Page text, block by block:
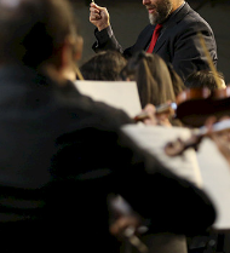
launch
Biblioteca launch
launch